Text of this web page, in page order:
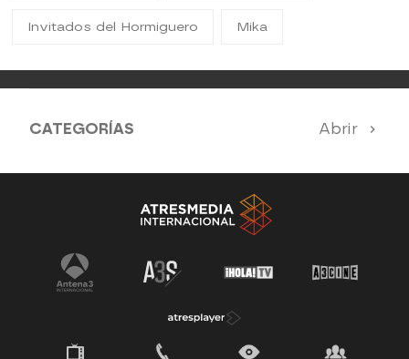
Invitados del Hormiguero Mika
CATEGORÍAS Abrir
Antena 3 Noticias El Hormiguero
Tu cara me suena Pasapalabra